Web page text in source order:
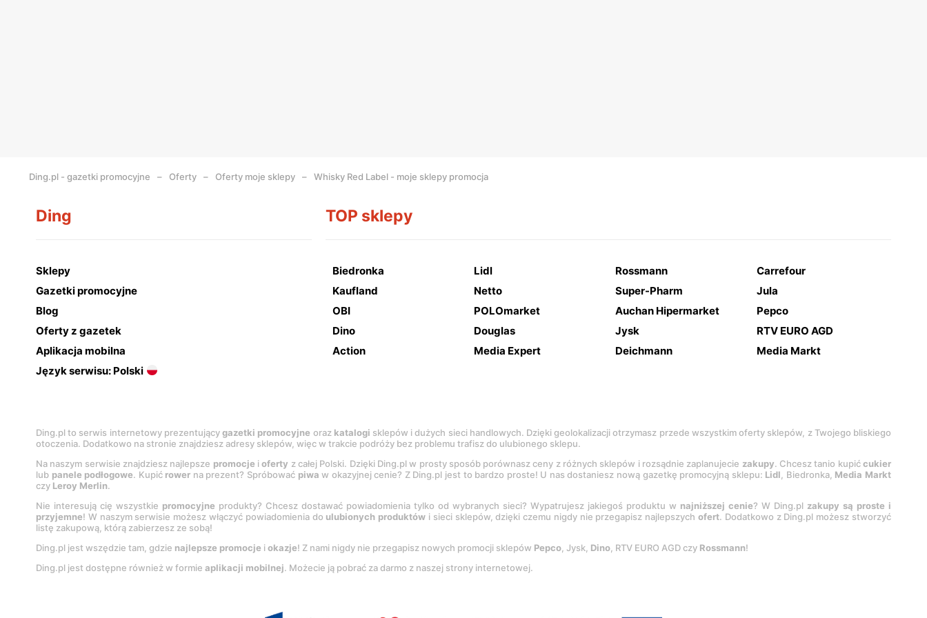
Ding.pl - gazetki promocyjne Oferty Oferty moje sklepy Whisky Red Label - moje sklepy promocja
Ding
Sklepy
Gazetki promocyjne
Blog
Oferty z gazetek
Aplikacja mobilna
Język serwisu: Polski
TOP sklepy
Biedronka Lidl Rossmann
Carrefour
Kaufland
Netto Super-Pharm
Jula
OBI
POLOmarket Auchan Hipermarket
Pepco
Dino
Douglas Jysk
RTV EURO AGD
Action
Media Expert Deichmann Media Markt
Ding.pl to serwis internetowy prezentującygazetki promocyjne oraz katalogi sklepów i dużych sieci handlowych. Dzięki geolokalizacji otrzymasz przede wszystkim oferty sklepów, z Twojego bliskiego
otoczenia. Dodatkowo na stronie znajdziesz adresy sklepów, więc w trakcie podróży bez problemu trafisz do ulubionego sklepu.
Na naszym serwisie znajdziesz najlepsze promocje ioferty z całej Polski. Dzięki Ding.pl w prosty sposób porównasz ceny z różnych sklepów i rozsądnie zaplanujecie zakupy. Chcesz tanio kupićcukier
lub panele podłogowe. Kupić rower na prezent? Spróbować piwa w okazyjnej cenie? Z Ding.pl jest to bardzo proste! U nas dostaniesz nową gazetkę promocyjną sklepu: Lidl, Biedronka, Media Markt
czy Leroy Merlin.
Nie interesują cię wszystkie promocyjne produkty? Chcesz dostawać powiadomienia tylko od wybranych sieci? Wypatrujesz jakiegoś produktu w najniższej cenie? W Ding.pl zakupy są proste i
przyjemne! W naszym serwisie możesz włączyć powiadomienia do ulubionych produktów i sieci sklepów, dzięki czemu nigdy nie przegapisz najlepszychofert. Dodatkowo z Ding.pl możesz stworzyć
listę zakupową, którą zabierzesz ze sobą!
Ding.pl jest wszędzie tam, gdzie najlepsze promocje i okazje! Z nami nigdy nie przegapisz nowych promocji sklepów Pepco, Jysk, Dino, RTV EURO AGD czy Rossmann!
Ding.pl jest dostępne również w formie aplikacji mobilnej. Możecie ją pobrać za darmo z naszej strony internetowej.